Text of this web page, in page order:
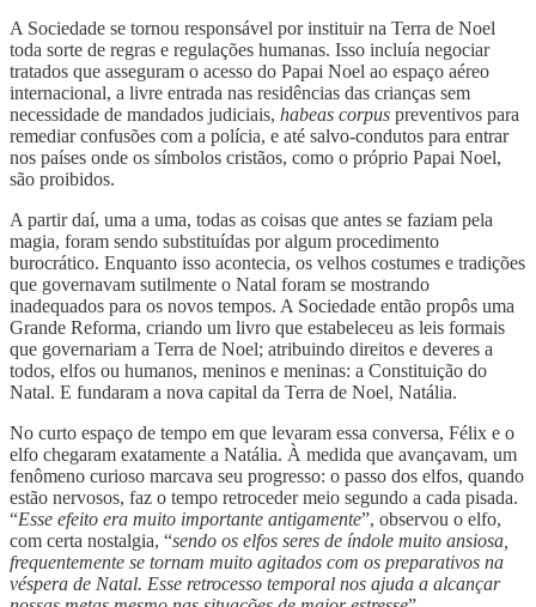
A Sociedade se tornou responsável por instituir na Terra de Noel
toda sorte de regras e regulações humanas. Isso incluía negociar
tratados que asseguram o acesso do Papai Noel ao espaço aéreo
internacional, a livre entrada nas residências das crianças sem
necessidade de mandados judiciais, habeas corpus preventivos para
remediar confusões com a polícia, e até salvo-condutos para entrar
nos países onde os símbolos cristãos, como o próprio Papai Noel,
são proibidos.
A partir daí, uma a uma, todas as coisas que antes se faziam pela
magia, foram sendo substituídas por algum procedimento
burocrático. Enquanto isso acontecia, os velhos costumes e tradições
que governavam sutilmente o Natal foram se mostrando
inadequados para os novos tempos. A Sociedade então propôs uma
Grande Reforma, criando um livro que estabeleceu as leis formais
que governariam a Terra de Noel; atribuindo direitos e deveres a
todos, elfos ou humanos, meninos e meninas: a Constituição do
Natal. E fundaram a nova capital da Terra de Noel, Natália.
No curto espaço de tempo em que levaram essa conversa, Félix e o
elfo chegaram exatamente a Natália. À medida que avançavam, um
fenômeno curioso marcava seu progresso: o passo dos elfos, quando
estão nervosos, faz o tempo retroceder meio segundo a cada pisada.
“Esse efeito era muito importante antigamente”, observou o elfo,
com certa nostalgia, “sendo os elfos seres de índole muito ansiosa,
frequentemente se tornam muito agitados com os preparativos na
véspera de Natal. Esse retrocesso temporal nos ajuda a alcançar